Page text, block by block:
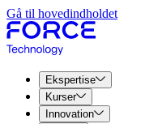
Gå til hovedindholdet
Ekspertise
Kurser
Innovation